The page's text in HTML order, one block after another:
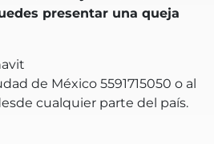
presentar una queja
de México 5591715050 o al
cualquier parte del país.